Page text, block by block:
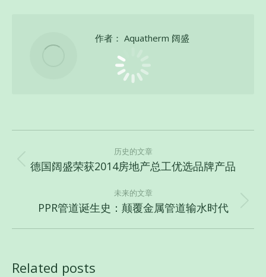
作者： Aquatherm 阔盛
历史的文章
历
的
文
德国阔盛荣获2014房地产总工优选品牌产品
未来的文章
未
PPR管道诞生史：颠覆金属管道输水时代
Related posts